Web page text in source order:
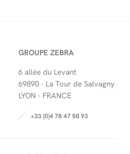
GROUPE ZEBRA
6 allée du Levant
69890 - La Tour de Salvagny
LYON - FRANCE
+33 (0)4 78 47 58 93